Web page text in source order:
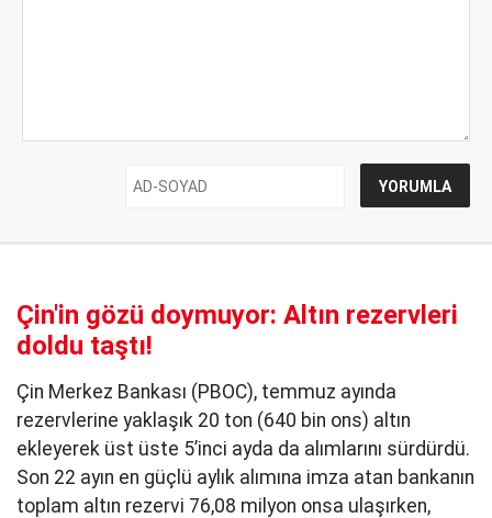
Çin'in gözü doymuyor: Altın rezervleri
doldu taştı!
Çin Merkez Bankası (PBOC), temmuz ayında
rezervlerine yaklaşık 20 ton (640 bin ons) altın
ekleyerek üst üste 5’inci ayda da alımlarını sürdürdü.
Son 22 ayın en güçlü aylık alımına imza atan bankanın
toplam altın rezervi 76,08 milyon onsa ulaşırken,